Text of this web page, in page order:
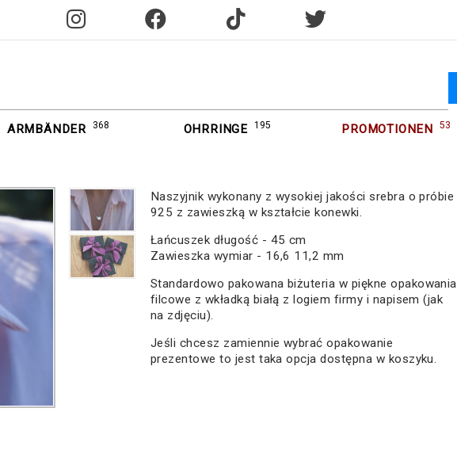
ARMBÄNDER 368 OHRRINGE 195 PROMOTIONEN 53
Naszyjnik wykonany z wysokiej jakości srebra o próbie
925 z zawieszką w kształcie konewki.
Łańcuszek długość - 45 cm
Zawieszka wymiar - 16,6 11,2 mm
Standardowo pakowana biżuteria w piękne opakowania
filcowe z wkładką białą z logiem firmy i napisem (jak
na zdjęciu).
Jeśli chcesz zamiennie wybrać opakowanie
prezentowe to jest taka opcja dostępna w koszyku.